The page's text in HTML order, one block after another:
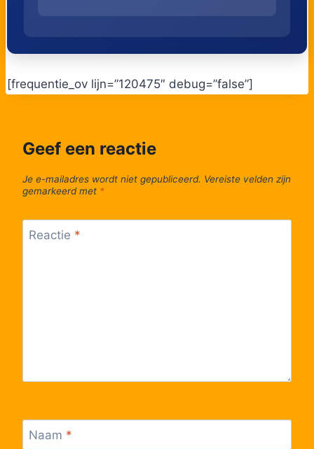
[frequentie_ov lijn=”120475″ debug=”false”]
Geef een reactie
Je e-mailadres wordt niet gepubliceerd. Vereiste velden zijn
gemarkeerd met *
Reactie *
Naam *